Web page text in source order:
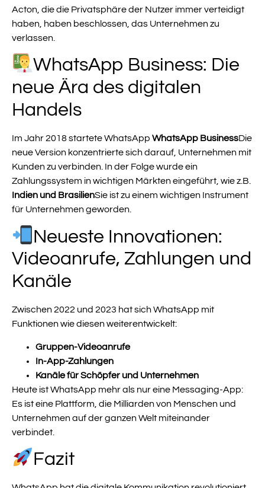
Acton, die die Privatsphäre der Nutzer immer verteidigt
haben, haben beschlossen, das Unternehmen zu
verlassen.
WhatsApp Business: Die
neue Ära des digitalen
Handels
Im Jahr 2018 startete WhatsApp WhatsApp BusinessDie
neue Version konzentrierte sich darauf, Unternehmen mit
Kunden zu verbinden. In der Folge wurde ein
Zahlungssystem in wichtigen Märkten eingeführt, wie z.B.
Indien und BrasilienSie ist zu einem wichtigen Instrument
für Unternehmen geworden.
Neueste Innovationen:
Videoanrufe, Zahlungen und
Kanäle
Zwischen 2022 und 2023 hat sich WhatsApp mit
Funktionen wie diesen weiterentwickelt:
Gruppen-Videoanrufe
In-App-Zahlungen
Kanäle für Schöpfer und Unternehmen
Heute ist WhatsApp mehr als nur eine Messaging-App:
Es ist eine Plattform, die Milliarden von Menschen und
Unternehmen auf der ganzen Welt miteinander
verbindet.
Fazit